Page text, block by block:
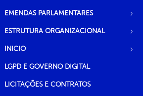
EMENDAS PARLAMENTARES
ESTRUTURA ORGANIZACIONAL
INICIO
LGPD E GOVERNO DIGITAL
LICITAÇÕES E CONTRATOS